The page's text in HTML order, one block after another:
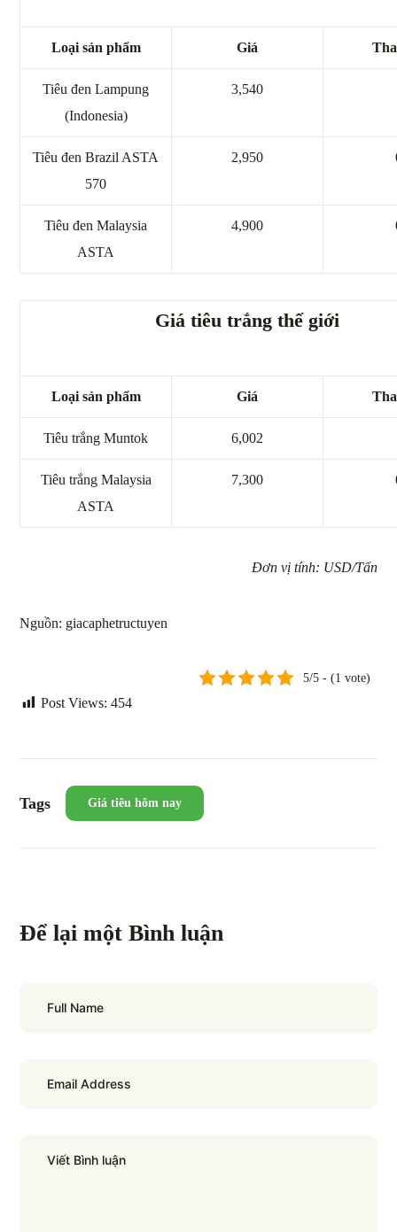
Loại sản phẩm Giá
Tiêu đen Lampung
(Indonesia)
3,540
Tiêu đen Brazil ASTA
570
2,950
Tiêu đen Malaysia
ASTA
4,900
Giá tiêu trắng thế giới
Loại sản phẩm Giá
Tiêu trắng Muntok 6,002
Tiêu trắng Malaysia
ASTA
7,300
Đơn vị tính: USD/Tấn
Nguồn: giacaphetructuyen
5/5 - (1 vote)
Post Views: 454
Tags Giá tiêu hôm nay
Để lại một Bình luận